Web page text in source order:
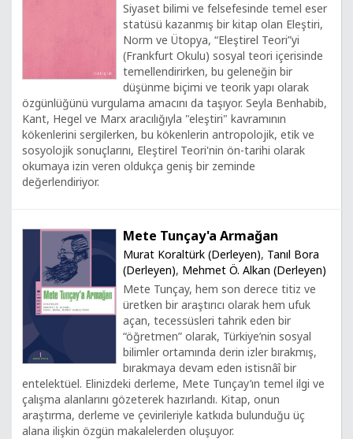
Siyaset bilimi ve felsefesinde temel eser
statüsü kazanmış bir kitap olan Eleştiri,
Norm ve Ütopya, “Eleştirel Teori”yi
(Frankfurt Okulu) sosyal teori içerisinde
temellendirirken, bu geleneğin bir
düşünme biçimi ve teorik yapı olarak
özgünlüğünü vurgulama amacını da taşıyor. Seyla Benhabib,
Kant, Hegel ve Marx aracılığıyla "eleştiri" kavramının
kökenlerini sergilerken, bu kökenlerin antropolojik, etik ve
sosyolojik sonuçlarını, Eleştirel Teori'nin ön-tarihi olarak
okumaya izin veren oldukça geniş bir zeminde
değerlendiriyor.
Mete Tunçay'a Armağan
Murat Koraltürk (Derleyen), Tanıl Bora
(Derleyen), Mehmet Ö. Alkan (Derleyen)
Mete Tunçay, hem son derece titiz ve
üretken bir araştırıcı olarak hem ufuk
açan, tecessüsleri tahrik eden bir
“öğretmen” olarak, Türkiye’nin sosyal
bilimler ortamında derin izler bırakmış,
bırakmaya devam eden istisnâî bir
entelektüel. Elinizdeki derleme, Mete Tunçay’ın temel ilgi ve
çalışma alanlarını gözeterek hazırlandı. Kitap, onun
araştırma, derleme ve çevirileriyle katkıda bulunduğu üç
alana ilişkin özgün makalelerden oluşuyor.